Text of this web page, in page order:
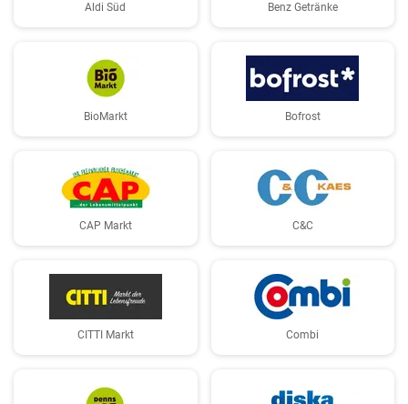
Aldi Süd Benz Getränke
BioMarkt Bofrost
CAP Markt C&C
CITTI Markt Combi